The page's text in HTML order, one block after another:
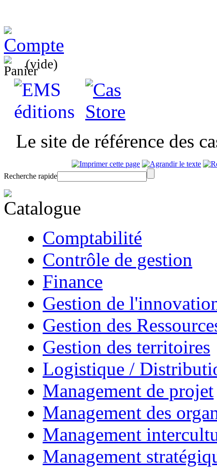
(vide)
Le site de référence des
Recherche rapide
Comptabilité
Contrôle de gestion
Finance
Gestion de
Gestion des
Gestion des territoires
Logistique /
Management de projet
Management des
Management
Management